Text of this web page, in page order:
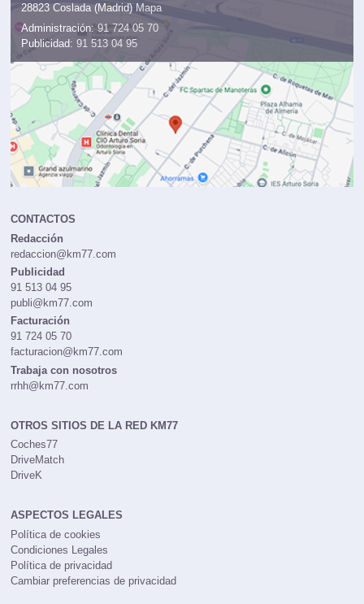
28823 Coslada (Madrid) Mapa
Administración: 91 724 05 70
Publicidad: 91 513 04 95
CONTACTOS
Redacción
redaccion@km77.com
Publicidad
91 513 04 95
publi@km77.com
Facturación
91 724 05 70
facturacion@km77.com
Trabaja con nosotros
rrhh@km77.com
OTROS SITIOS DE LA RED KM77
Coches77
DriveMatch
DriveK
ASPECTOS LEGALES
Política de cookies
Condiciones Legales
Política de privacidad
Cambiar preferencias de privacidad